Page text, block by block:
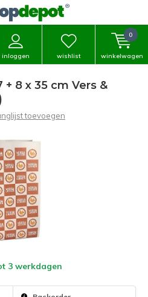
inloggen wishlist winkelwagen
0
+ 8 x 35 cm Vers &
toevoegen
3 werkdagen